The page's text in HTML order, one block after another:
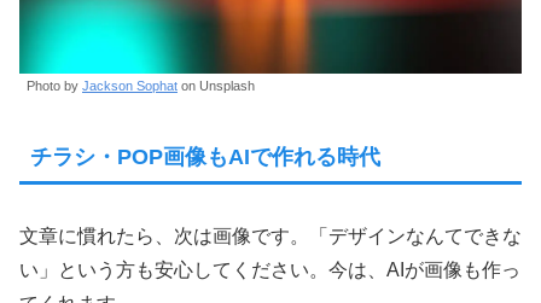
Photo by Jackson Sophat on Unsplash
チラシ・POP画像もAIで作れる時代
文章に慣れたら、次は画像です。「デザインなんてできな
い」という方も安心してください。今は、AIが画像も作っ